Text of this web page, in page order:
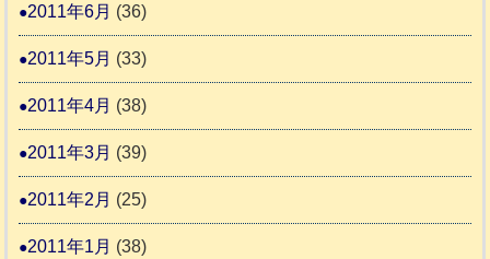
2011年6月 (36)
2011年5月 (33)
2011年4月 (38)
2011年3月 (39)
2011年2月 (25)
2011年1月 (38)